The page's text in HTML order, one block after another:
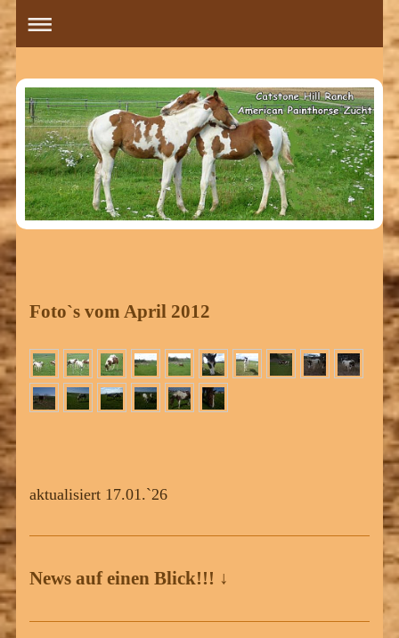
Foto`s vom April 2012
aktualisiert 17.01.`26
News auf einen Blick!!! ↓